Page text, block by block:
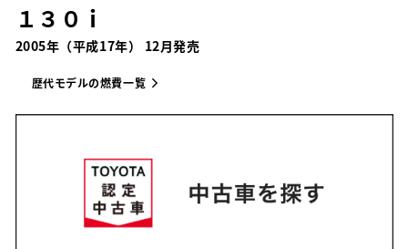
１３０ｉ
2005年（平成17年） 12月発売
歴代モデルの燃費一覧